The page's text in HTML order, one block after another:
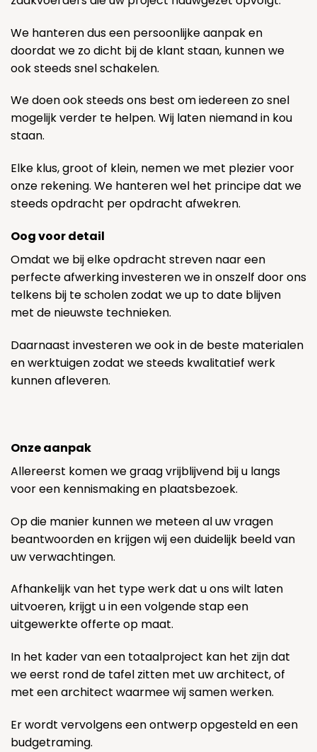
We hanteren dus een persoonlijke aanpak en
doordat we zo dicht bij de klant staan, kunnen we
ook steeds snel schakelen.
We doen ook steeds ons best om iedereen zo snel
mogelijk verder te helpen. Wij laten niemand in kou
staan.
Elke klus, groot of klein, nemen we met plezier voor
onze rekening. We hanteren wel het principe dat we
steeds opdracht per opdracht afwekren.
Oog voor detail
Omdat we bij elke opdracht streven naar een
perfecte afwerking investeren we in onszelf door ons
telkens bij te scholen zodat we up to date blijven
met de nieuwste technieken.
Daarnaast investeren we ook in de beste materialen
en werktuigen zodat we steeds kwalitatief werk
kunnen afleveren.
Onze aanpak
Allereerst komen we graag vrijblijvend bij u langs
voor een kennismaking en plaatsbezoek.
Op die manier kunnen we meteen al uw vragen
beantwoorden en krijgen wij een duidelijk beeld van
uw verwachtingen.
Afhankelijk van het type werk dat u ons wilt laten
uitvoeren, krijgt u in een volgende stap een
uitgewerkte offerte op maat.
In het kader van een totaalproject kan het zijn dat
we eerst rond de tafel zitten met uw architect, of
met een architect waarmee wij samen werken.
Er wordt vervolgens een ontwerp opgesteld en een
budgetraming.